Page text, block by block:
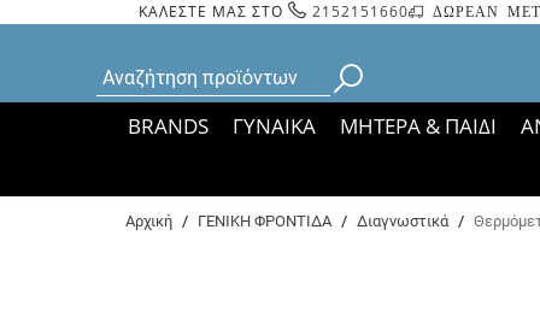
ΚΑΛΕΣΤΕ ΜΑΣ ΣΤΟ 2152151660 ΔΩΡΕΑΝ
BRANDS ΓΥΝΑΙΚΑ ΜΗΤΕΡΑ & ΠΑΙΔΙ
Αρχική / ΓΕΝΙΚΗ ΦΡΟΝΤΙΔΑ / Διαγνωστικά /